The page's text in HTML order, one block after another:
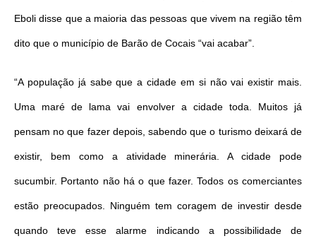
Eboli disse que a maioria das pessoas que vivem na região têm
dito que o município de Barão de Cocais “vai acabar”.
“A população já sabe que a cidade em si não vai existir mais.
Uma maré de lama vai envolver a cidade toda. Muitos já
pensam no que fazer depois, sabendo que o turismo deixará de
existir, bem como a atividade minerária. A cidade pode
sucumbir. Portanto não há o que fazer. Todos os comerciantes
estão preocupados. Ninguém tem coragem de investir desde
quando teve esse alarme indicando a possibilidade de